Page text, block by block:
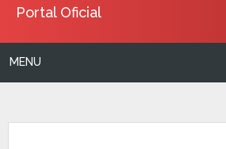
Portal Oficial
MENU